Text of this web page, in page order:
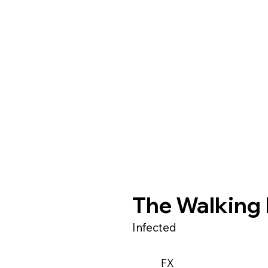
The Walking
Infected
FX